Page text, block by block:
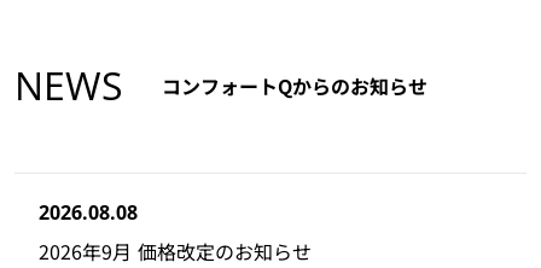
NEWS コンフォートQからのお知らせ
2026.08.08
2026年9月 価格改定のお知らせ